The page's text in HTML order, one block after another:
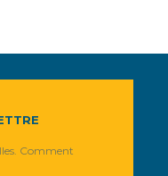
Comment